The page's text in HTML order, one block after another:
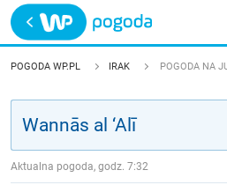
Trwa ładowanie
POLSKA
POGODA WP.PL IRAK POGODA NA
Aktualna pogoda, godz. 7:32